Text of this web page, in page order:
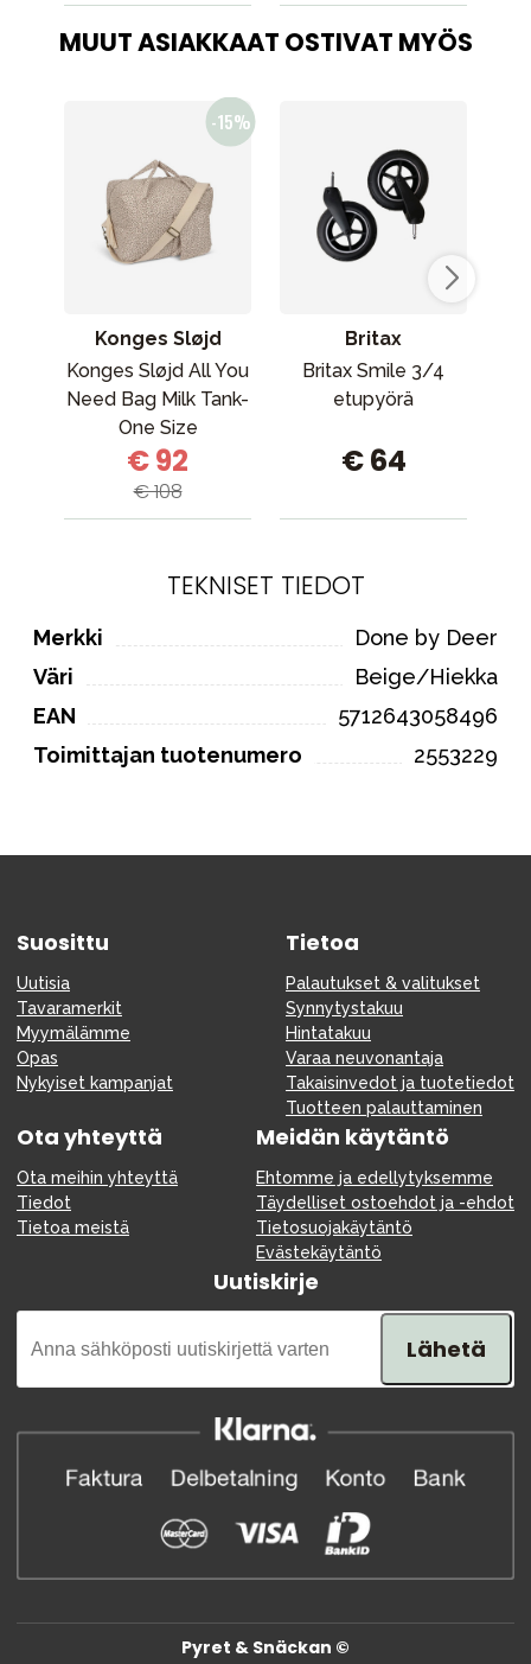
MUUT ASIAKKAAT OSTIVAT MYÖS
Konges Sløjd
Konges Sløjd All You
Need Bag Milk Tank-
One Size
€ 92
€ 108
Britax
Britax Smile 3/4
etupyörä
€ 64
TEKNISET TIEDOT
Merkki
Done by Deer
Väri
Beige/Hiekka
EAN
5712643058496
Toimittajan tuotenumero
2553229
Suosittu
Uutisia
Tavaramerkit
Myymälämme
Opas
Nykyiset kampanjat
Tietoa
Palautukset & valitukset
Synnytystakuu
Hintatakuu
Varaa neuvonantaja
Takaisinvedot ja tuotetiedot
Tuotteen palauttaminen
Ota yhteyttä
Ota meihin yhteyttä
Tiedot
Tietoa meistä
Meidän käytäntö
Ehtomme ja edellytyksemme
Täydelliset ostoehdot ja -ehdot
Tietosuojakäytäntö
Evästekäytäntö
Uutiskirje
Lähetä
Pyret & Snäckan ©